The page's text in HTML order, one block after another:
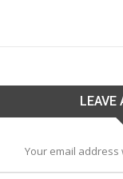
LEAVE
Your email